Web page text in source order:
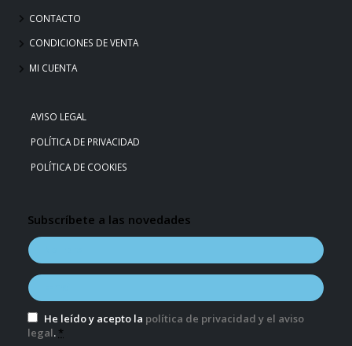
CONTACTO
CONDICIONES DE VENTA
MI CUENTA
AVISO LEGAL
POLÍTICA DE PRIVACIDAD
POLÍTICA DE COOKIES
Subscríbete a las novedades
He leído y acepto la política de privacidad y el aviso
legal. *